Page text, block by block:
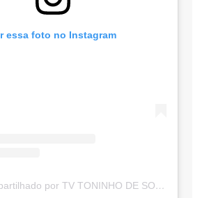
essa foto no Instagram
Um post compartilhado por TV TONINHO DE SOUZA (@toninhodesouzamt)